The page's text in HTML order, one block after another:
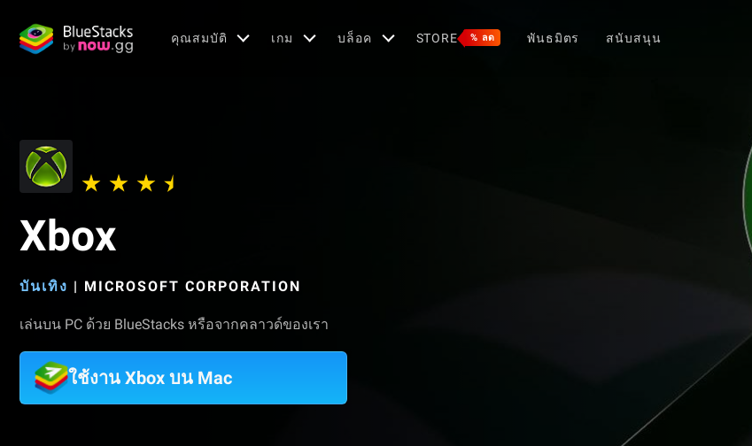
คุณสมบัติ เกม บล็อค STORE % ลด พันธมิตร สนับสนุน
Xbox
บันเทิง | MICROSOFT CORPORATION
เล่นบน PC ด้วย BlueStacks หรือจากคลาวด์ของเรา
ใช้งาน Xbox บน Mac